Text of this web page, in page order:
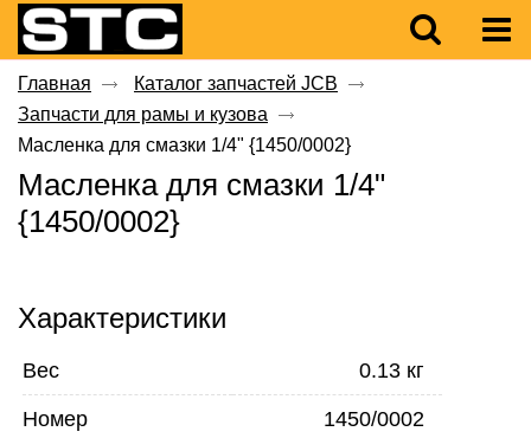
Главная
Каталог запчастей JCB
Запчасти для рамы и кузова
Масленка для смазки 1/4" {1450/0002}
Масленка для смазки 1/4"
{1450/0002}
Характеристики
Вес 0.13 кг
Номер 1450/0002